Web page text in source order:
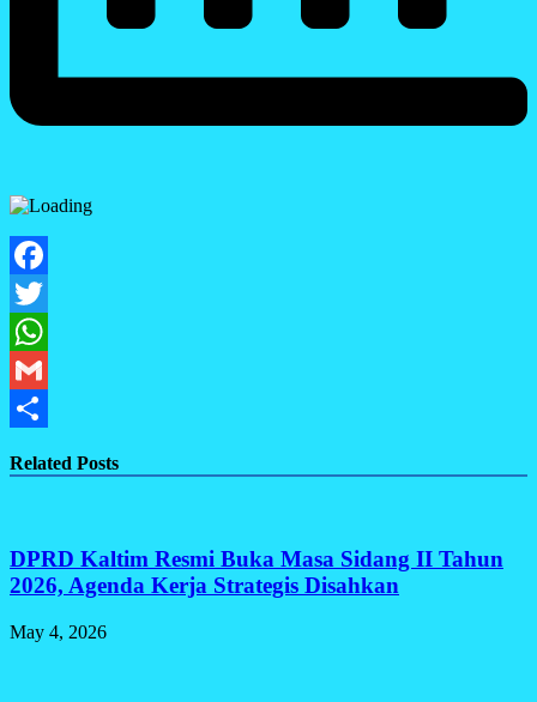
Facebook
Twitter
WhatsApp
Gmail
Related Posts
DPRD Kaltim Resmi Buka Masa Sidang II Tahun
2026, Agenda Kerja Strategis Disahkan
May 4, 2026